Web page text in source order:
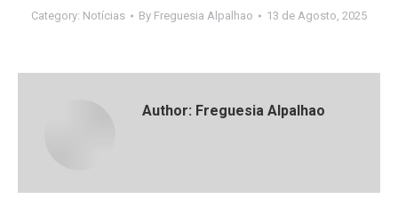
Category: Notícias By Freguesia Alpalhao 13 de Agosto, 2025
Author: Freguesia Alpalhao